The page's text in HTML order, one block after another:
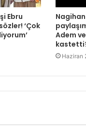
Ebru
‘Çok
Adem ve
Haziran